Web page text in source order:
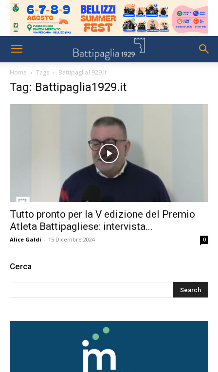
Home Tags Battipaglia1929.it
Tag: Battipaglia1929.it
Tutto pronto per la V edizione del Premio
Atleta Battipagliese: intervista...
Alice Galdi - 15 Dicembre 2024 0
Cerca